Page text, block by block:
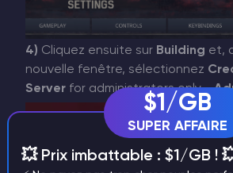
4) Cliquez ensuite sur Building et,
nouvelle fenêtre, sélectionnez
Server for administrators only -
$1/GB
SUPER AFFAIRE
💥 Prix imbattable : $1/GB !